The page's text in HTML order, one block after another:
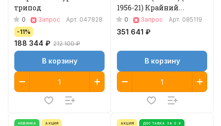
трипод
0 Запрос Арт. 047828
-11%
188 344 ₽ 212 100 ₽
В корзину
1956-21) Крайний
модуль турникета
0 Запрос Арт. 085119
351 641 ₽
В корзину
НОВИНКА АКЦИЯ АКЦИЯ ДОСТАВКА ЗА 0 ₽